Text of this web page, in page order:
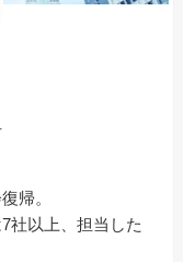
帰。
社以上、担当した